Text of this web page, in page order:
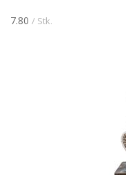
der Crystal Art Wildlife
Crystal Art Wildlife
7.80 / Stk.